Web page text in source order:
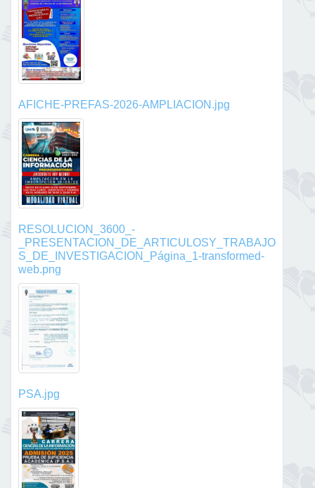
AFICHE-PREFAS-2026-AMPLIACION.jpg
RESOLUCION_3600_-
_PRESENTACION_DE_ARTICULOSY_TRABAJO
S_DE_INVESTIGACION_Página_1-transformed-
web.png
PSA.jpg